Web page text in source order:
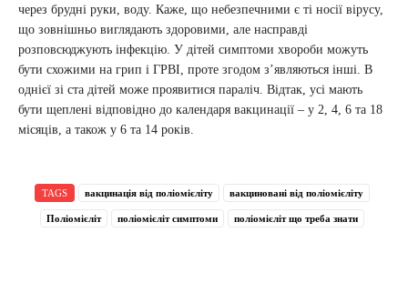
через брудні руки, воду. Каже, що небезпечними є ті носії вірусу,
що зовнішньо виглядають здоровими, але насправді
розповсюджують інфекцію. У дітей симптоми хвороби можуть
бути схожими на грип і ГРВІ, проте згодом з’являються інші. В
однієї зі ста дітей може проявитися параліч. Відтак, усі мають
бути щеплені відповідно до календаря вакцинації – у 2, 4, 6 та 18
місяців, а також у 6 та 14 років.
TAGS вакцинація від поліомієліту вакциновані від поліомієліту
Поліомієліт поліомієліт симптоми поліомієліт що треба знати